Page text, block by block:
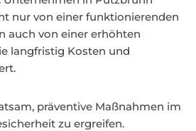
nur von einer funktionierenden
auch von einer erhöhten
langfristig Kosten und
präventive Maßnahmen im
zu ergreifen.